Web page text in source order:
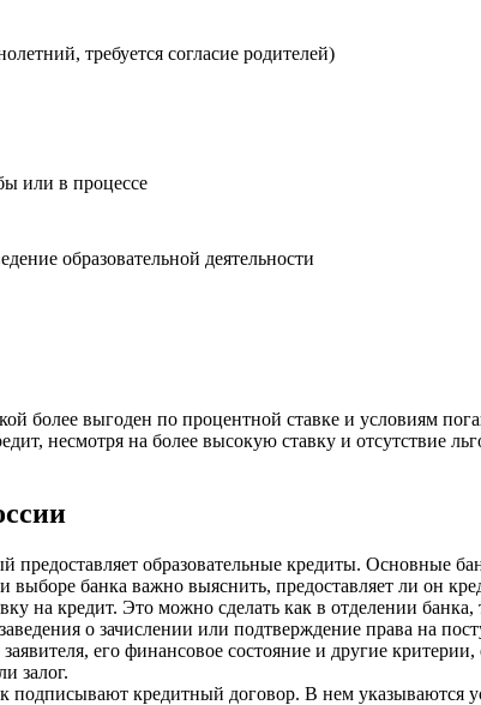
требуется согласие родителей)
или в процессе
образовательной деятельности
более выгоден по процентной ставке и условиям
несмотря на более высокую ставку и отсутствие
предоставляет образовательные кредиты. Основные
банка важно выяснить, предоставляет ли он
на кредит. Это можно сделать как в отделении
о зачислении или подтверждение права на
его финансовое состояние и другие
залог.
подписывают кредитный договор. В нем указываются